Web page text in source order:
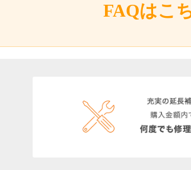
FAQはこ